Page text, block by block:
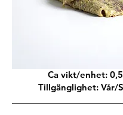
Ca vikt/enhet:
Tillgänglighet: Vår/